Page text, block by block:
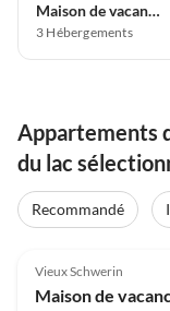
Maison de vacances
3 Hébergements
Appartements
du lac
Recommandé
Vieux Schwerin